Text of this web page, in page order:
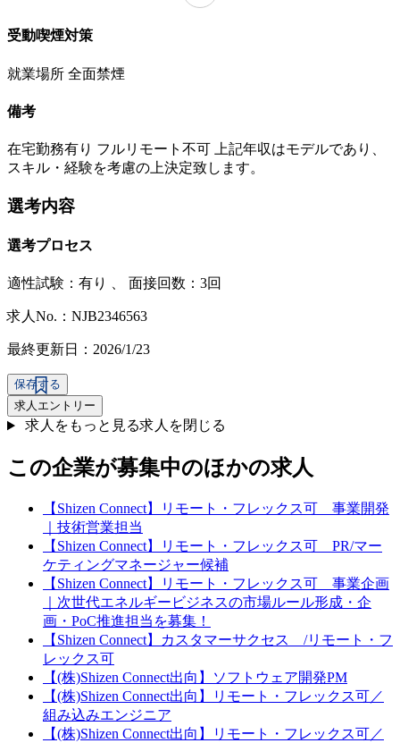
受動喫煙対策
就業場所 全面禁煙
備考
在宅勤務有り フルリモート不可 上記年収はモデルであり、
スキル・経験を考慮の上決定致します。
選考内容
選考プロセス
適性試験： 有り 面接回数：3回
求人No.：NJB2346563
最終更新日：2026/1/23
保存する
求人エントリー
求人をもっと見る求人を閉じる
この企業が募集中のほかの求人
【Shizen Connect】リモート・フレックス可 事業開発
｜技術営業担当
【Shizen Connect】リモート・フレックス可 PR/マー
ケティングマネージャー候補
【Shizen Connect】リモート・フレックス可 事業企画
｜次世代エネルギービジネスの市場ルール形成・企
画・PoC推進担当を募集！
【Shizen Connect】カスタマーサクセス /リモート・フ
レックス可
【(株)Shizen Connect出向】ソフトウェア開発PM
【(株)Shizen Connect出向】リモート・フレックス可／
組み込みエンジニア
【(株)Shizen Connect出向】リモート・フレックス可／